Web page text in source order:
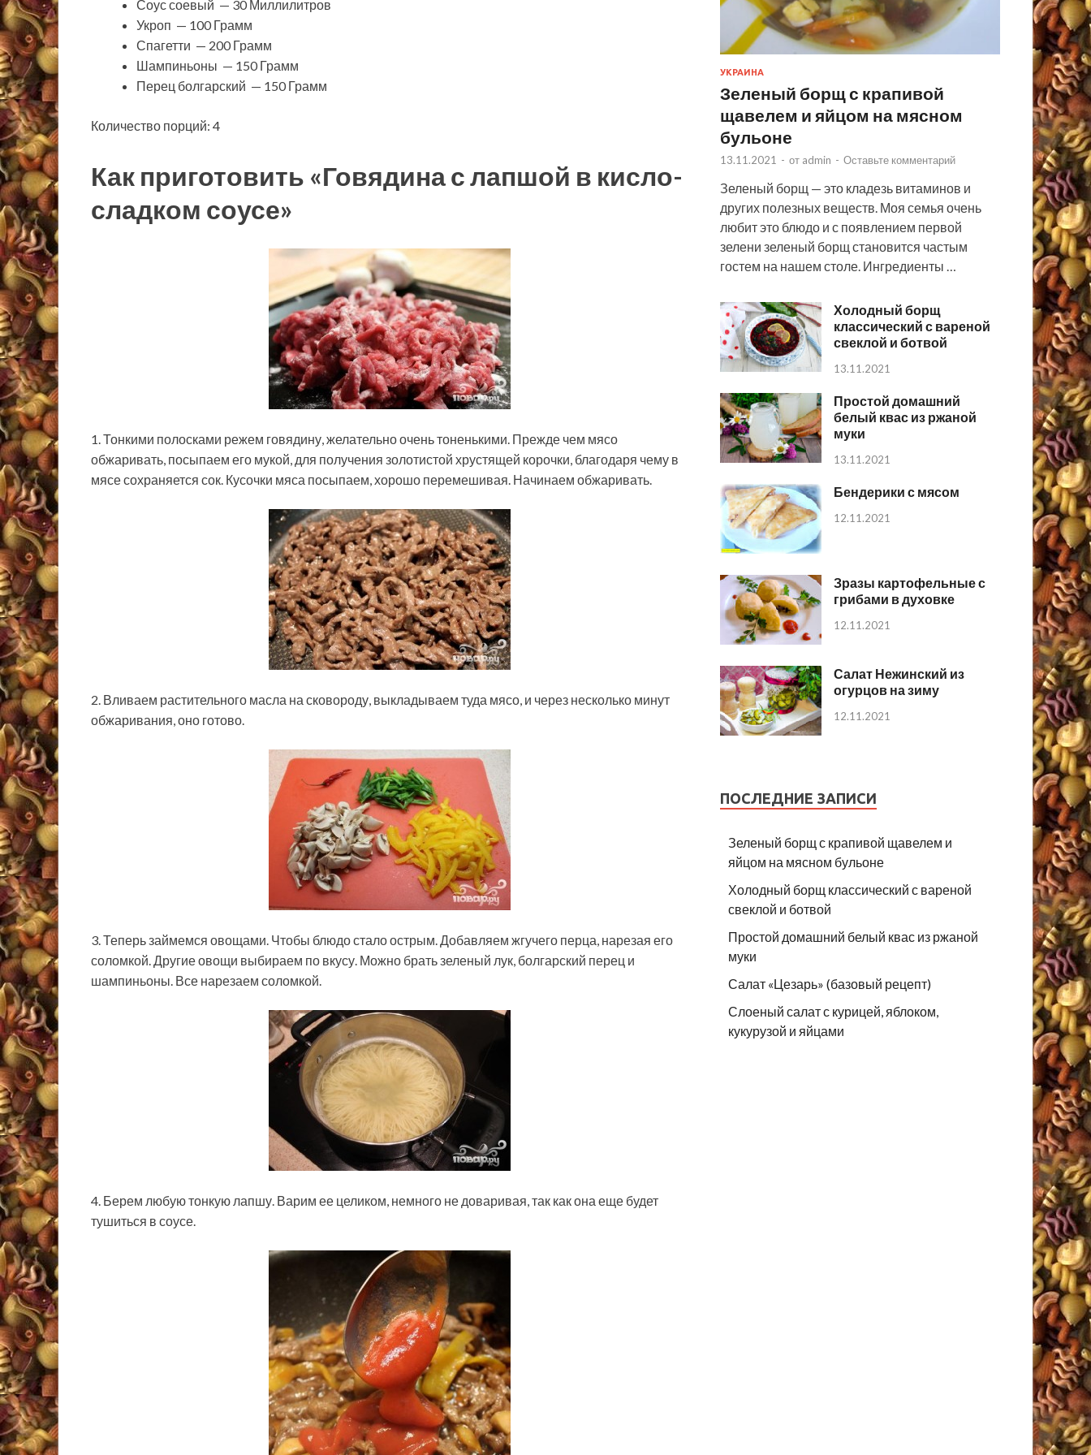
Соус соевый — 30 Миллилитров
Укроп — 100 Грамм
Спагетти — 200 Грамм
Шампиньоны — 150 Грамм
Перец болгарский — 150 Грамм
Количество порций: 4
Как приготовить «Говядина с лапшой в кисло-
сладком соусе»
1. Тонкими полосками режем говядину, желательно очень тоненькими. Прежде чем мясо
обжаривать, посыпаем его мукой, для получения золотистой хрустящей корочки, благодаря чему в
мясе сохраняется сок. Кусочки мяса посыпаем, хорошо перемешивая. Начинаем обжаривать.
2. Вливаем растительного масла на сковороду, выкладываем туда мясо, и через несколько минут
обжаривания, оно готово.
3. Теперь займемся овощами. Чтобы блюдо стало острым. Добавляем жгучего перца, нарезая его
соломкой. Другие овощи выбираем по вкусу. Можно брать зеленый лук, болгарский перец и
шампиньоны. Все нарезаем соломкой.
4. Берем любую тонкую лапшу. Варим ее целиком, немного не доваривая, так как она еще будет
тушиться в соусе.
УКРАИНА
Зеленый борщ с крапивой
щавелем и яйцом на мясном
бульоне
13.11.2021 - от admin - Оставьте комментарий
Зеленый борщ — это кладезь витаминов и
других полезных веществ. Моя семья очень
любит это блюдо и с появлением первой
зелени зеленый борщ становится частым
гостем на нашем столе. Ингредиенты …
Холодный борщ
классический с вареной
свеклой и ботвой
13.11.2021
Простой домашний
белый квас из ржаной
муки
13.11.2021
Бендерики с мясом
12.11.2021
Зразы картофельные с
грибами в духовке
12.11.2021
Салат Нежинский из
огурцов на зиму
12.11.2021
ПОСЛЕДНИЕ ЗАПИСИ
Зеленый борщ с крапивой щавелем и
яйцом на мясном бульоне
Холодный борщ классический с вареной
свеклой и ботвой
Простой домашний белый квас из ржаной
муки
Салат «Цезарь» (базовый рецепт)
Слоеный салат с курицей, яблоком,
кукурузой и яйцами